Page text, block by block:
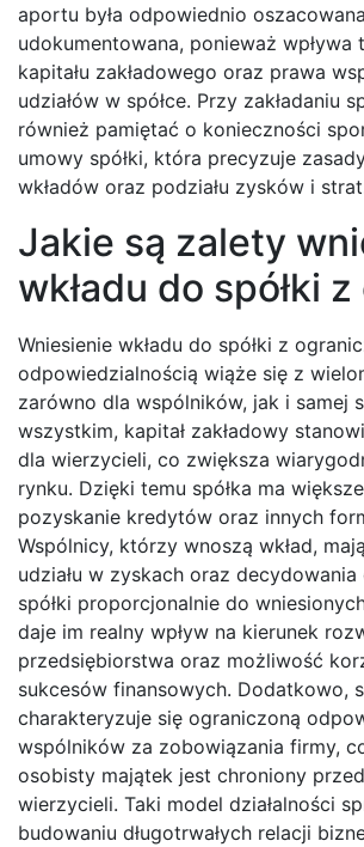
aportu była odpowiednio
udokumentowana, ponieważ wpływa
kapitału zakładowego oraz prawa
udziałów w spółce. Przy zakładaniu
również pamiętać o konieczności
umowy spółki, która precyzuje
wkładów oraz podziału zysków i
Jakie są zalety
wkładu do spółki z
Wniesienie wkładu do spółki z
odpowiedzialnością wiąże się z
zarówno dla wspólników, jak i samej
wszystkim, kapitał zakładowy
dla wierzycieli, co zwiększa
rynku. Dzięki temu spółka ma
pozyskanie kredytów oraz innych
Wspólnicy, którzy wnoszą wkład,
udziału w zyskach oraz
spółki proporcjonalnie do
daje im realny wpływ na kierunek
przedsiębiorstwa oraz możliwość
sukcesów finansowych. Dodatkowo,
charakteryzuje się ograniczoną
wspólników za zobowiązania firmy,
osobisty majątek jest chroniony
wierzycieli. Taki model działalności
budowaniu długotrwałych relacji